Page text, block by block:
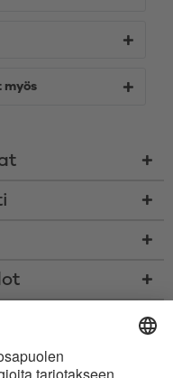
myös
sekä
toisin ole ilmoitettu
SIG, Inc.:in omistamia